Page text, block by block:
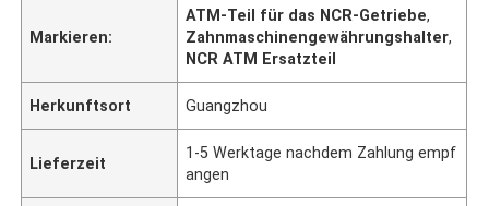
Markieren:
ATM-Teil für das NCR-Getriebe,
Zahnmaschinengewährungshalter,
NCR ATM Ersatzteil
Herkunftsort Guangzhou
Lieferzeit
1-5 Werktage nachdem Zahlung empf
angen